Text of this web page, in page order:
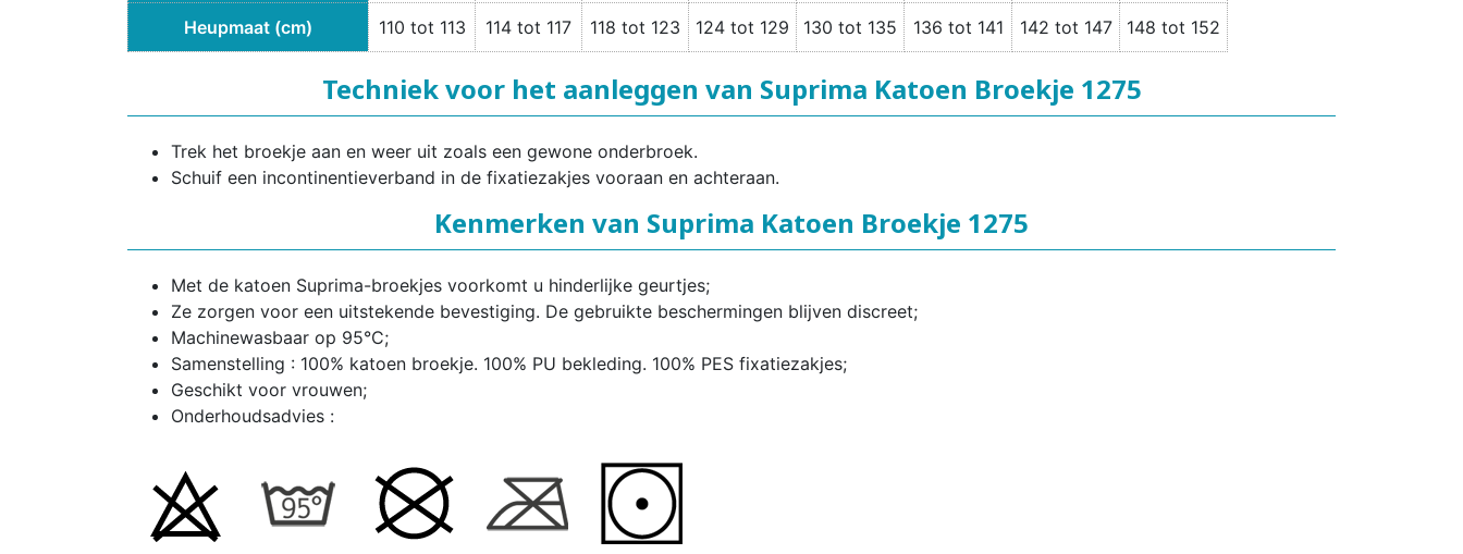
Heupmaat (cm) 110 tot 113 114 tot 117 118 tot 123 124 tot 129 130 tot 135 136 tot 141 142 tot 147 148 tot 152
Techniek voor het aanleggen van Suprima Katoen Broekje 1275
Trek het broekje aan en weer uit zoals een gewone onderbroek.
Schuif een incontinentieverband in de fixatiezakjes vooraan en achteraan.
Kenmerken van Suprima Katoen Broekje 1275
Met de katoen Suprima-broekjes voorkomt u hinderlijke geurtjes;
Ze zorgen voor een uitstekende bevestiging. De gebruikte beschermingen blijven discreet;
Machinewasbaar op 95°C;
Samenstelling : 100% katoen broekje. 100% PU bekleding. 100% PES fixatiezakjes;
Geschikt voor vrouwen;
Onderhoudsadvies :